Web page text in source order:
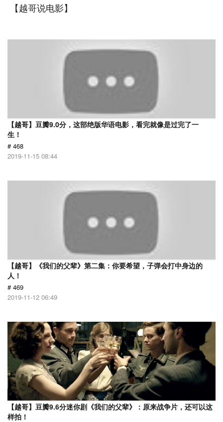
【越哥说电影】
【越哥】豆瓣9.0分，这部绝版华语电影，看完就像是过完了一
生！
# 468
2019-11-15 08:44
【越哥】《我们的父辈》第二集：你要希望，子弹会打中身边的
人！
# 469
2019-11-12 06:49
【越哥】豆瓣9.6分迷你剧《我们的父辈》：原来战争片，还可以这
样拍！